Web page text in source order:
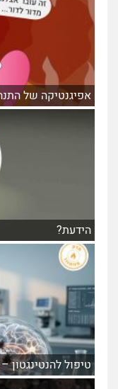
אפיגנטיקה של
הידעת?
טיפול להנטינגטון